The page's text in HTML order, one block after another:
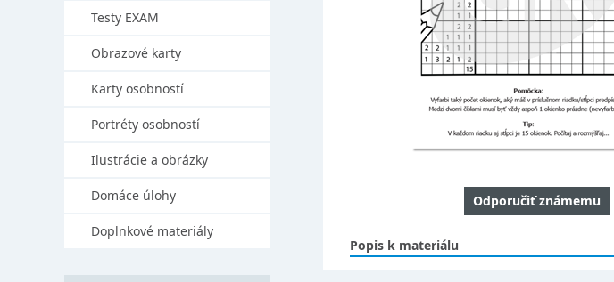
Odporučiť známemu
Popis k materiálu
Testy EXAM
Obrazové karty
Karty osobností
Portréty osobností
Ilustrácie a obrázky
Domáce úlohy
Doplnkové materiály